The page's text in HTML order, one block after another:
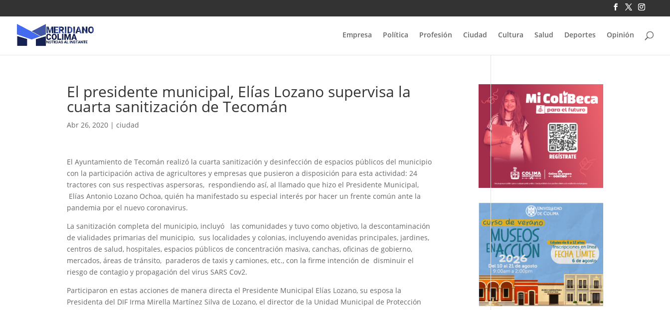
Empresa Política Profesión Ciudad Cultura Salud Deportes Opinión
El presidente municipal, Elías Lozano supervisa la
cuarta sanitización de Tecomán
Abr 26, 2020 |ciudad
El Ayuntamiento de Tecomán realizó la cuarta sanitización y desinfección de espacios públicos del municipio
con la participación activa de agricultores y empresas que pusieron a disposición para esta actividad: 24
tractores con sus respectivas aspersoras, respondiendo así, al llamado que hizo el Presidente Municipal,
Elías Antonio Lozano Ochoa, quién ha manifestado su especial interés por hacer un frente común ante la
pandemia por el nuevo coronavirus.
La sanitización completa del municipio, incluyó las comunidades y tuvo como objetivo, la descontaminación
de vialidades primarias del municipio, sus localidades y colonias, incluyendo avenidas principales, jardines,
centros de salud, hospitales, espacios públicos de concentración masiva, canchas, oficinas de gobierno,
mercados, áreas de tránsito, paraderos de taxis y camiones, etc., con la firme intención de disminuir el
riesgo de contagio y propagación del virus SARS Cov2.
Participaron en estas acciones de manera directa el Presidente Municipal Elías Lozano, su esposa la
Presidenta del DIF Irma Mirella Martínez Silva de Lozano, el director de la Unidad Municipal de Protección